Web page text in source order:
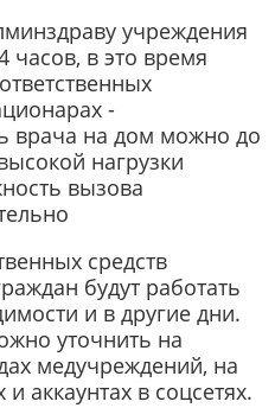
учреждения
часов, в это время
-
врача на дом можно до
нагрузки
вызова
средств
будут работать
и в другие дни.
уточнить на
медучреждений, на
аккаунтах в соцсетях.